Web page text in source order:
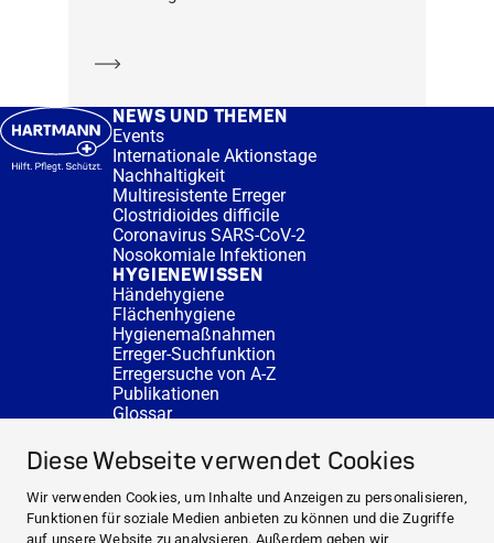
Diese Webseite verwendet Cookies
Wir verwenden Cookies, um Inhalte und Anzeigen zu personalisieren,
Funktionen für soziale Medien anbieten zu können und die Zugriffe
auf unsere Website zu analysieren. Außerdem geben wir
NEWS UND THEMEN
Events
Internationale Aktionstage
Nachhaltigkeit
Multiresistente Erreger
Clostridioides difficile
Coronavirus SARS-CoV-2
Nosokomiale Infektionen
HYGIENEWISSEN
Händehygiene
Flächenhygiene
Hygienemaßnahmen
Erreger-Suchfunktion
Erregersuche von A-Z
Publikationen
Glossar
SERVICE
Fachberatung
DESINFACTS
Newsletter
Konzentrat-Rechner